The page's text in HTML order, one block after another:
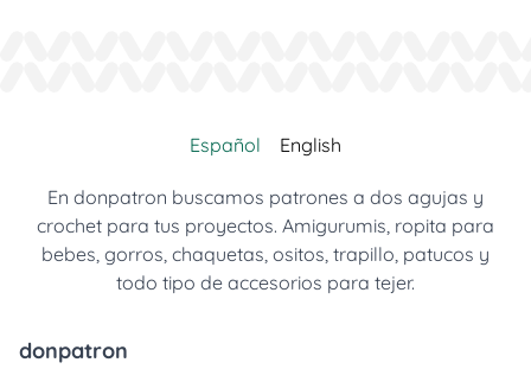
Español English
En donpatron buscamos patrones a dos agujas y
crochet para tus proyectos. Amigurumis, ropita para
bebes, gorros, chaquetas, ositos, trapillo, patucos y
todo tipo de accesorios para tejer.
donpatron